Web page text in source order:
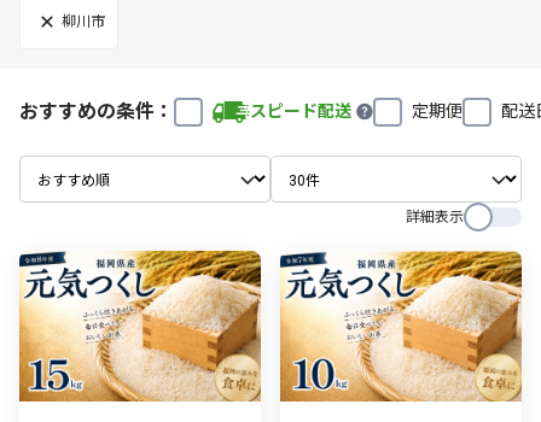
柳川市
おすすめの条件： スピード配送 定期便 配送
詳細表示